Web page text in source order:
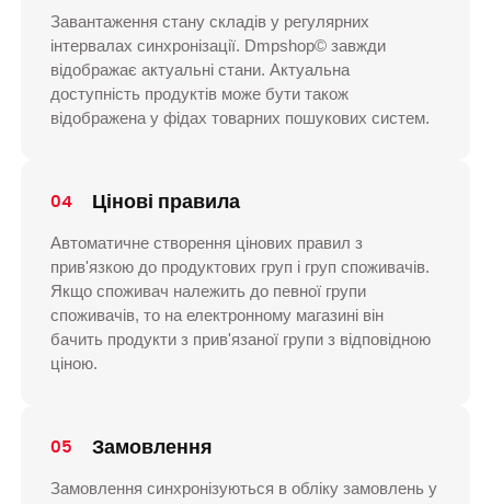
Завантаження стану складів у регулярних
інтервалах синхронізації. Dmpshop© завжди
відображає актуальні стани. Актуальна
доступність продуктів може бути також
відображена у фідах товарних пошукових систем.
04 Цінові правила
Автоматичне створення цінових правил з
прив'язкою до продуктових груп і груп споживачів.
Якщо споживач належить до певної групи
споживачів, то на електронному магазині він
бачить продукти з прив'язаної групи з відповідною
ціною.
05 Замовлення
Замовлення синхронізуються в обліку замовлень у